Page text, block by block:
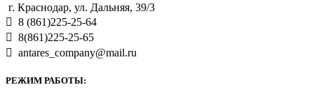
г. Краснодар, ул. Дальняя, 39/3
8 (861)225-25-64
8(861)225-25-65
antares_company@mail.ru
РЕЖИМ РАБОТЫ: